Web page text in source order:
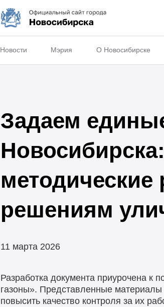
Новости Мэрия О Новосибирске
Задаем
решениям
11 марта 2026
Разработка документа приурочена к
газоны». Представленные материалы
повысить качество контроля за их